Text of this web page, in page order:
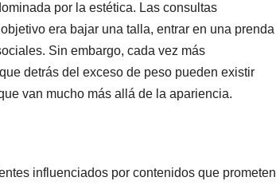
por la estética. Las consultas
era bajar una talla, entrar en una prenda
Sin embargo, cada vez más
detrás del exceso de peso pueden existir
van mucho más allá de la apariencia.
influenciados por contenidos que prometen